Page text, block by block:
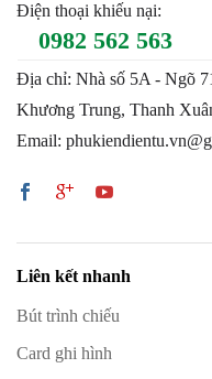
Điện thoại khiếu nại:
0982 562 563
Địa chỉ: Nhà số 5A - Ngõ
Khương Trung, Thanh
Email:
Liên kết nhanh
Bút trình chiếu
Card ghi hình